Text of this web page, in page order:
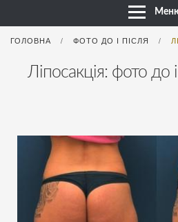
ГОЛОВНА / ФОТО ДО І ПІСЛЯ /
Ліпосакція: фото до